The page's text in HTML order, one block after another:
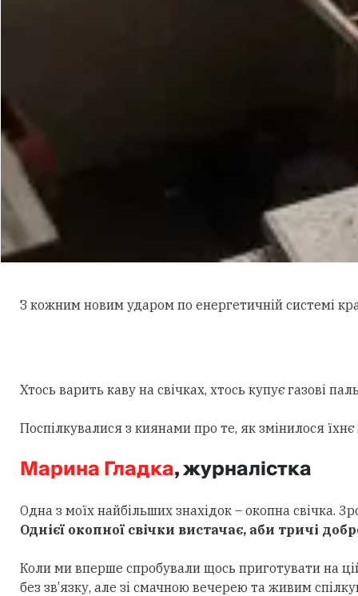
З кожним новим ударом по енергетичній системі
Хтось варить каву на свічках, хтось купує газові
Поспілкувалися з киянами про те, як змінилося
Марина Гладка, журналістка
Одна з моїх найбільших знахідок – окопна свічка.
Однієї окопної свічки вистачає, аби тричі
Коли ми вперше спробували щось приготувати на
без зв’язку, але зі смачною вечерею та живим